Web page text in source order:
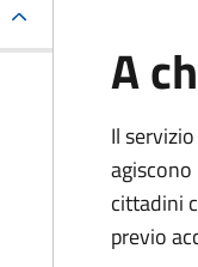
A
Il
cittadini
previo